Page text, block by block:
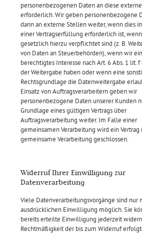
personenbezogenen Daten an diese
erforderlich. Wir geben personenbezogene
dann an externe Stellen weiter, wenn dies
einer Vertragserfüllung erforderlich ist,
gesetzlich hierzu verpflichtet sind (z. B.
von Daten an Steuerbehörden), wenn wir ein
berechtigtes Interesse nach Art. 6 Abs. 1 lit. f
der Weitergabe haben oder wenn eine
Rechtsgrundlage die Datenweitergabe
Einsatz von Auftragsverarbeitern geben wir
personenbezogene Daten unserer Kunden
Grundlage eines gültigen Vertrags über
Auftragsverarbeitung weiter. Im Falle einer
gemeinsamen Verarbeitung wird ein Vertrag
gemeinsame Verarbeitung geschlossen.
Widerruf Ihrer Einwilligung zur
Datenverarbeitung
Viele Datenverarbeitungsvorgänge sind nur
ausdrücklichen Einwilligung möglich. Sie
bereits erteilte Einwilligung jederzeit
Rechtmäßigkeit der bis zum Widerruf